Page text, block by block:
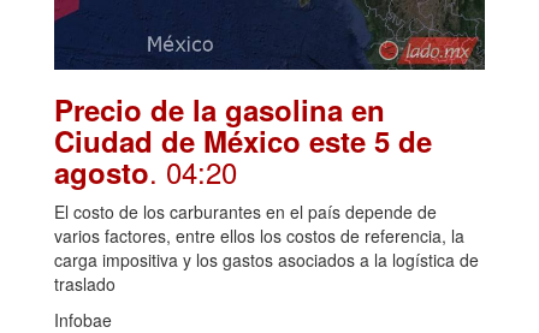
Precio de la gasolina en
Ciudad de México este 5 de
agosto. 04:20
El costo de los carburantes en el país depende de
varios factores, entre ellos los costos de referencia, la
carga impositiva y los gastos asociados a la logística de
traslado
Infobae